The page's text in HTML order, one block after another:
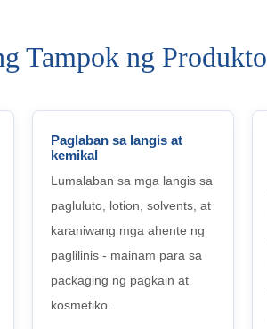
Tampok ng Produkto
Paglaban sa langis at
kemikal
Lumalaban sa mga langis sa
pagluluto, lotion, solvents, at
karaniwang mga ahente ng
paglilinis - mainam para sa
packaging ng pagkain at
kosmetiko.